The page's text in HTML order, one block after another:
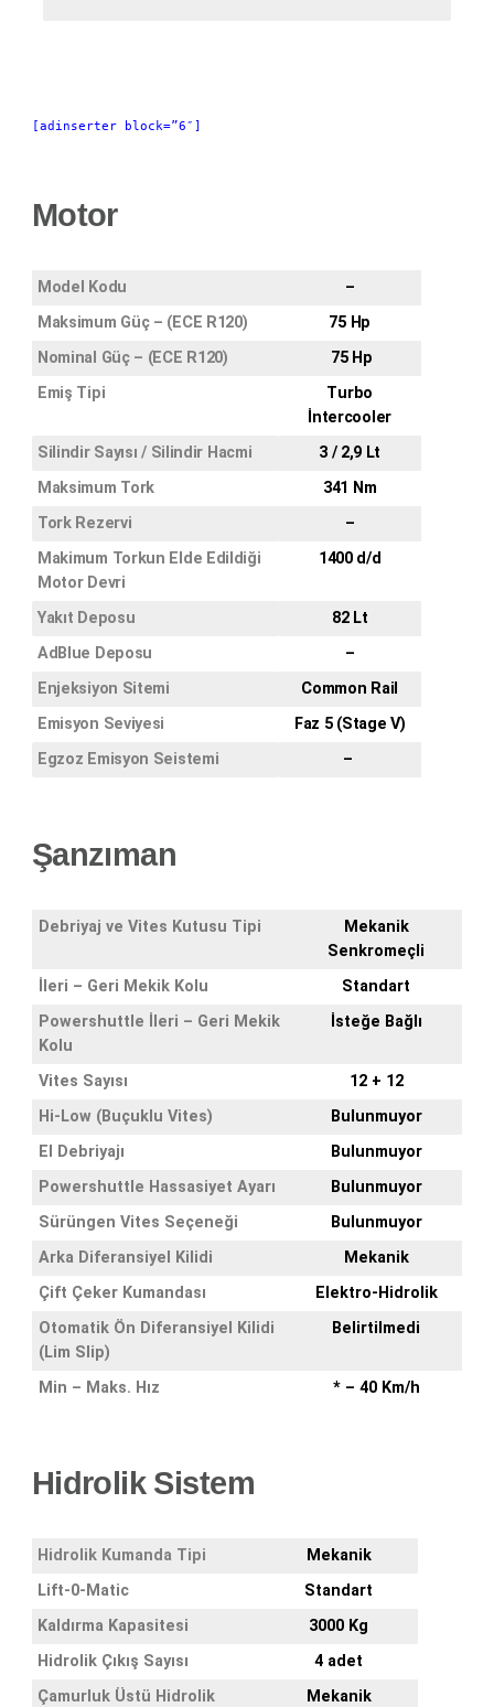
[adinserter block=”6″]
Motor
Model Kodu
–
Maksimum Güç – (ECE R120)
75 Hp
Nominal Güç – (ECE R120)
75 Hp
Emiş Tipi
Turbo
İntercooler
Silindir Sayısı / Silindir Hacmi
3 / 2,9 Lt
Maksimum Tork
341 Nm
Tork Rezervi
–
Makimum Torkun Elde Edildiği
Motor Devri
1400 d/d
Yakıt Deposu
82 Lt
AdBlue Deposu
–
Enjeksiyon Sitemi
Common Rail
Emisyon Seviyesi
Faz 5 (Stage V)
Egzoz Emisyon Seistemi
–
Şanzıman
Debriyaj ve Vites Kutusu Tipi
Mekanik
Senkromeçli
İleri – Geri Mekik Kolu
Standart
Powershuttle İleri – Geri Mekik
Kolu
İsteğe Bağlı
Vites Sayısı
12 + 12
Hi-Low (Buçuklu Vites)
Bulunmuyor
El Debriyajı
Bulunmuyor
Powershuttle Hassasiyet Ayarı
Bulunmuyor
Sürüngen Vites Seçeneği
Bulunmuyor
Arka Diferansiyel Kilidi
Mekanik
Çift Çeker Kumandası
Elektro-Hidrolik
Otomatik Ön Diferansiyel Kilidi
(Lim Slip)
Belirtilmedi
Min – Maks. Hız * – 40 Km/h
Hidrolik Sistem
Hidrolik Kumanda Tipi
Mekanik
Lift-0-Matic
Standart
Kaldırma Kapasitesi
3000 Kg
Hidrolik Çıkış Sayısı
4 adet
Çamurluk Üstü Hidrolik
Mekanik